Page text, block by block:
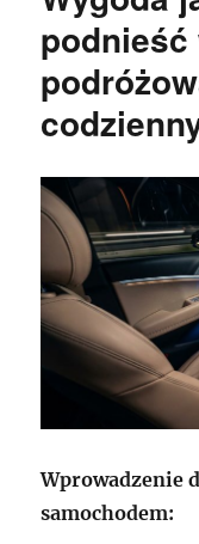
podnieść
Wprowadzenie
samochodem: